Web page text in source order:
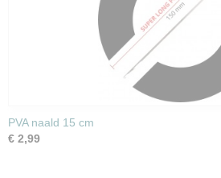
PVA naald 15 cm
€ 2,99